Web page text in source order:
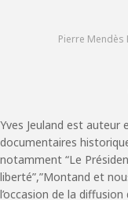
Pierre Mendès
Yves Jeuland est auteur
documentaires
notamment “Le
liberté”,”Montand et
l’occasion de la